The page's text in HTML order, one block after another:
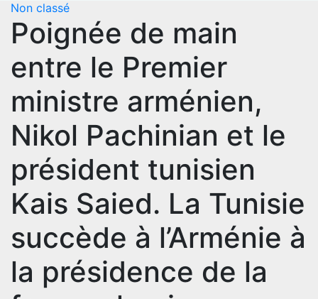
Non classé
Poignée de main
entre le Premier
ministre arménien,
Nikol Pachinian et le
président tunisien
Kais Saied. La Tunisie
succède à l’Arménie à
la présidence de la